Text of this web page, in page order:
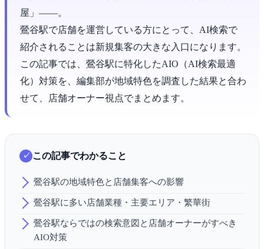
屋」――。
鶯谷駅で店舗を運営している方にとって、AI検索で
紹介されることは新規集客の大きな入口になります。
この記事では、鶯谷駅に特化したAIO（AI検索最適
化）対策を、編集部が地域特色を調査した結果と合わ
せて、店舗オーナー視点でまとめます。
この記事でわかること
鶯谷駅の地域特色と店舗集客への影響
鶯谷駅に多い店舗業種・主要エリア・繁華街
鶯谷駅ならではの検索意図と店舗オーナーがすべき
AIO対策